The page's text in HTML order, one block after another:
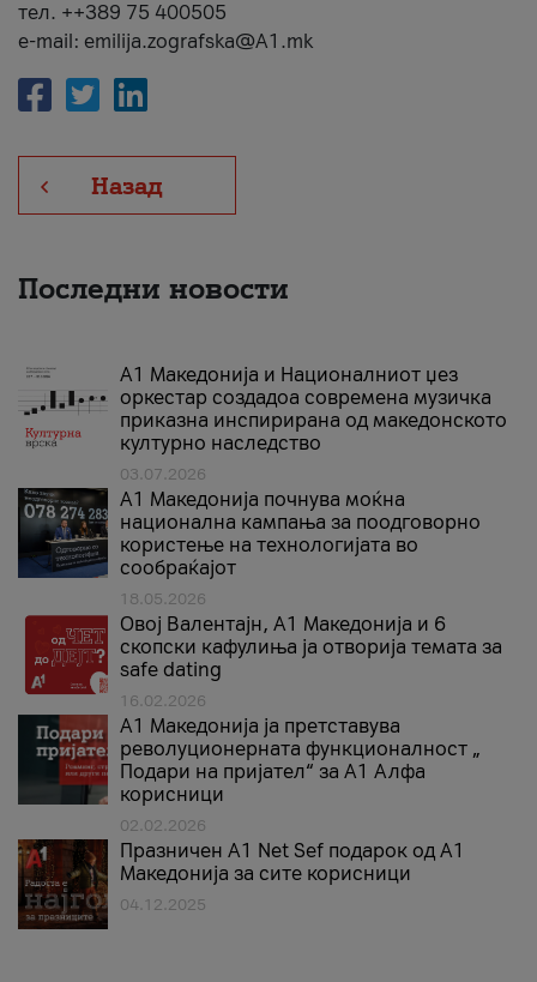
тел. ++389 75 400505
e-mail: emilija.zografska@A1.mk
Назад
Последни новости
А1 Македонија и Националниот џез
оркестар создадоа современа музичка
приказна инспирирана од македонското
културно наследство
03.07.2026
A1 Македонија почнува моќна
национална кампања за поодговорно
користење на технологијата во
сообраќајот
18.05.2026
Овој Валентајн, A1 Македонија и 6
скопски кафулиња ја отворија темата за
safe dating
16.02.2026
А1 Македонија ја претставува
револуционерната функционалност „
Подари на пријател“ за А1 Алфа
корисници
02.02.2026
Празничен A1 Net Sеf подарок од А1
Македонија за сите корисници
04.12.2025